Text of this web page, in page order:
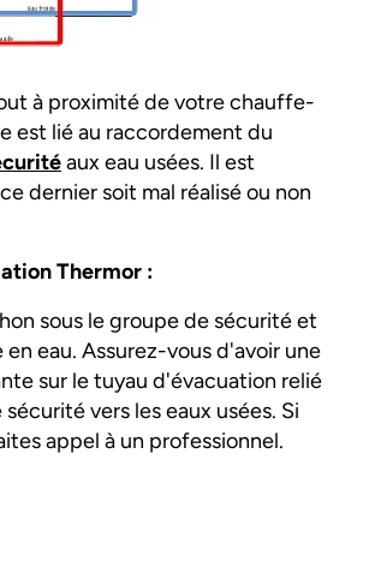
à proximité de votre chauffe-
est lié au raccordement du
aux eau usées. Il est
dernier soit mal réalisé ou non
Thermor :
sous le groupe de sécurité et
eau. Assurez-vous d'avoir une
sur le tuyau d'évacuation relié
vers les eaux usées. Si
appel à un professionnel.